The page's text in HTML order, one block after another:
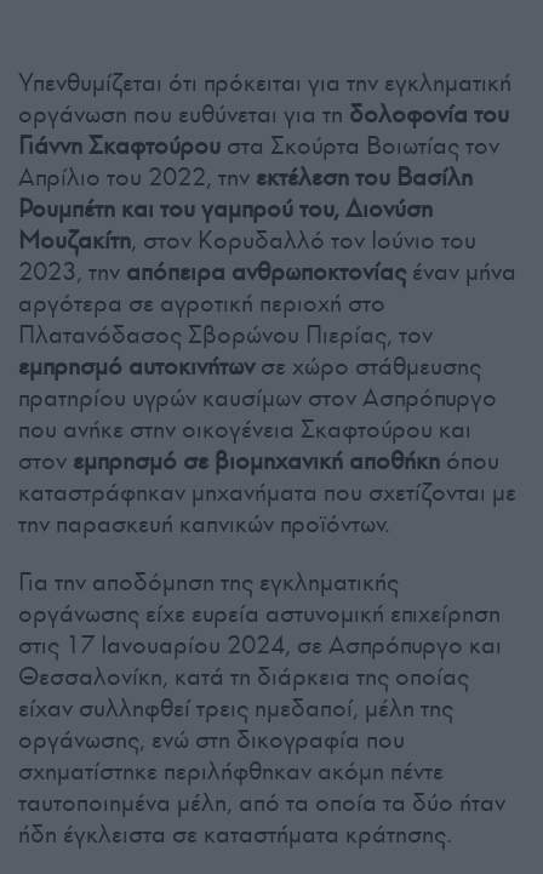
Υπενθυμίζεται ότι πρόκειται για την εγκληματική
οργάνωση που ευθύνεται για τη δολοφονία του
Γιάννη Σκαφτούρου στα Σκούρτα Βοιωτίας τον
Απρίλιο του 2022, την εκτέλεση του Βασίλη
Ρουμπέτη και του γαμπρού του, Διονύση
Μουζακίτη, στον Κορυδαλλό τον Ιούνιο του
2023, την απόπειρα ανθρωποκτονίαςέναν μήνα
αργότερα σε αγροτική περιοχή στο
Πλατανόδασος Σβορώνου Πιερίας, τον
εμπρησμό αυτοκινήτωνσε χώρο στάθμευσης
πρατηρίου υγρών καυσίμων στον Ασπρόπυργο
που ανήκε στην οικογένεια Σκαφτούρου και
στον εμπρησμό σε βιομηχανική αποθήκη όπου
καταστράφηκαν μηχανήματα που σχετίζονται με
την παρασκευή καπνικών προϊόντων.
Για την αποδόμηση της εγκληματικής
οργάνωσης είχε ευρεία αστυνομική επιχείρηση
στις 17 Ιανουαρίου 2024, σε Ασπρόπυργο και
Θεσσαλονίκη, κατά τη διάρκεια της οποίας
είχαν συλληφθεί τρεις ημεδαποί, μέλη της
οργάνωσης, ενώ στη δικογραφία που
σχηματίστηκε περιλήφθηκαν ακόμη πέντε
ταυτοποιημένα μέλη, από τα οποία τα δύο ήταν
ήδη έγκλειστα σε καταστήματα κράτησης.